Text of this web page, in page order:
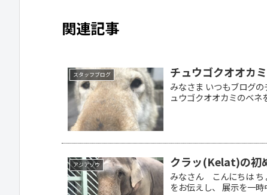
関連記事
スタッフブログ チュウゴクオオカ
みなさま いつもブログ
ュウゴクオオカミのベネ
アジアゾウ クラッ(Kelat)の初
みなさん こんにちは ち
をお伝えし、 展示を一時